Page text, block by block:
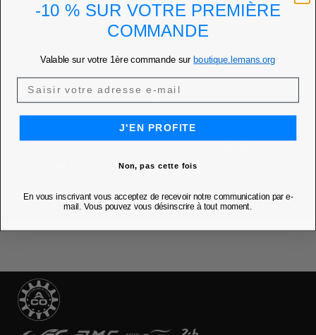
SERVICE CLIENT 5 JOURS SUR 7
-10 % SUR VOTRE PREMIÈRE
COMMANDE
Valable sur votre 1ère commande sur boutique.lemans.org
J'EN PROFITE
Non, pas cette fois
En vous inscrivant vous acceptez de recevoir notre communication par e-
mail. Vous pouvez vous désinscrire à tout moment.